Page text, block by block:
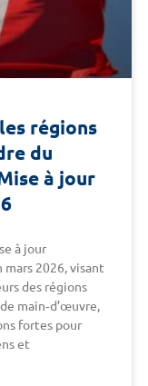
régions
du
à jour
à jour
2026, visant
des régions
main‑d’œuvre,
fortes pour
et